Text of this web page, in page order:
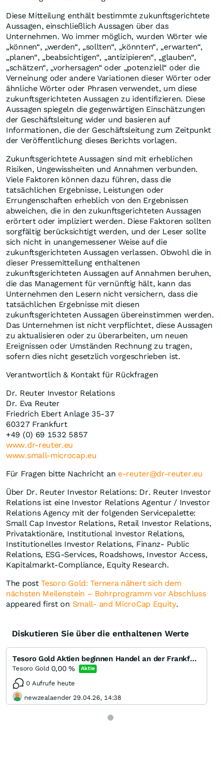
Diese Mitteilung enthält bestimmte zukunftsgerichtete
Aussagen, einschließlich Aussagen über das
Unternehmen. Wo immer möglich, wurden Wörter wie
„können“, „werden“, „sollten“, „könnten“, „erwarten“,
„planen“, „beabsichtigen“, „antizipieren“, „glauben“,
„schätzen“, „vorhersagen“ oder „potenziell“ oder die
Verneinung oder andere Variationen dieser Wörter oder
ähnliche Wörter oder Phrasen verwendet, um diese
zukunftsgerichteten Aussagen zu identifizieren. Diese
Aussagen spiegeln die gegenwärtigen Einschätzungen
der Geschäftsleitung wider und basieren auf
Informationen, die der Geschäftsleitung zum Zeitpunkt
der Veröffentlichung dieses Berichts vorlagen.
Zukunftsgerichtete Aussagen sind mit erheblichen
Risiken, Ungewissheiten und Annahmen verbunden.
Viele Faktoren können dazu führen, dass die
tatsächlichen Ergebnisse, Leistungen oder
Errungenschaften erheblich von den Ergebnissen
abweichen, die in den zukunftsgerichteten Aussagen
erörtert oder impliziert werden. Diese Faktoren sollten
sorgfältig berücksichtigt werden, und der Leser sollte
sich nicht in unangemessener Weise auf die
zukunftsgerichteten Aussagen verlassen. Obwohl die in
dieser Pressemitteilung enthaltenen
zukunftsgerichteten Aussagen auf Annahmen beruhen,
die das Management für vernünftig hält, kann das
Unternehmen den Lesern nicht versichern, dass die
tatsächlichen Ergebnisse mit diesen
zukunftsgerichteten Aussagen übereinstimmen werden.
Das Unternehmen ist nicht verpflichtet, diese Aussagen
zu aktualisieren oder zu überarbeiten, um neuen
Ereignissen oder Umständen Rechnung zu tragen,
sofern dies nicht gesetzlich vorgeschrieben ist.
Verantwortlich & Kontakt für Rückfragen
Dr. Reuter Investor Relations
Dr. Eva Reuter
Friedrich Ebert Anlage 35-37
60327 Frankfurt
+49 (0) 69 1532 5857
www.dr-reuter.eu
www.small-microcap.eu
Für Fragen bitte Nachricht an e-reuter@dr-reuter.eu
Über Dr. Reuter Investor Relations: Dr. Reuter Investor
Relations ist eine Investor Relations Agentur / Investor
Relations Agency mit der folgenden Servicepalette:
Small Cap Investor Relations, Retail Investor Relations,
Privataktionäre, Institutional Investor Relations,
Institutionelles Investor Relations, Finanz- Public
Relations, ESG-Services, Roadshows, Investor Access,
Kapitalmarkt-Compliance, Equity Research.
The postTesoro Gold: Ternera nähert sich dem
nächsten Meilenstein – Bohrprogramm vor Abschluss
appeared first on Small- and MicroCap Equity.
Diskutieren Sie über die enthaltenen Werte
Tesoro Gold Aktien beginnen Handel an der Frankfurter Börse
Tesoro Gold 0,00% Aktie
0 Aufrufe heute
newzealaender 29.04.26, 14:38